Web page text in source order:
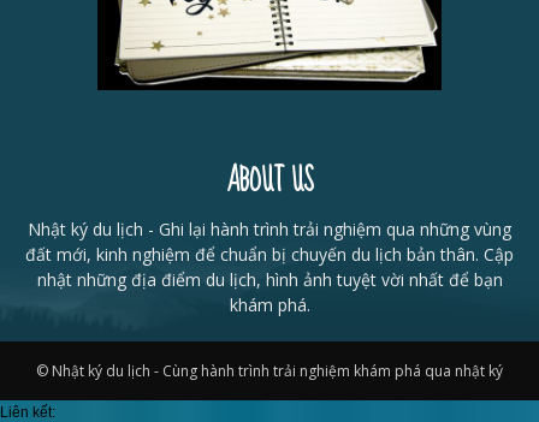
ABOUT US
Nhật ký du lịch - Ghi lại hành trình trải nghiệm qua những vùng
đất mới, kinh nghiệm để chuẩn bị chuyến du lịch bản thân. Cập
nhật những địa điểm du lịch, hình ảnh tuyệt vời nhất để bạn
khám phá.
© Nhật ký du lịch - Cùng hành trình trải nghiệm khám phá qua nhật ký
Liên kết: